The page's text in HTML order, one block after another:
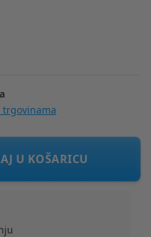
10-boja nebulous stars
U KOŠARICU